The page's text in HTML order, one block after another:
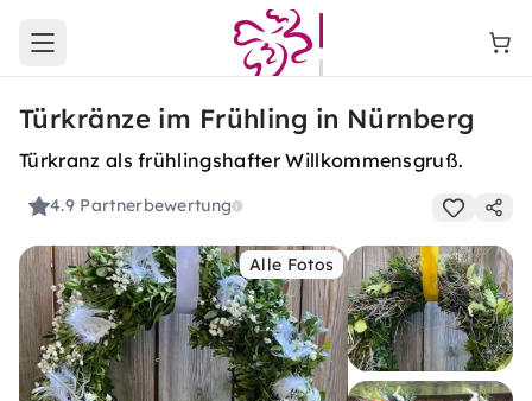
Open main menu
Türkränze im Frühling in Nürnberg
Türkranz als frühlingshafter Willkommensgruß.
4.9 Partnerbewertung
Alle Fotos